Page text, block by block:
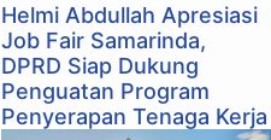
Helmi Abdullah Apresiasi
Job Fair Samarinda,
DPRD Siap Dukung
Penguatan Program
Penyerapan Tenaga Kerja